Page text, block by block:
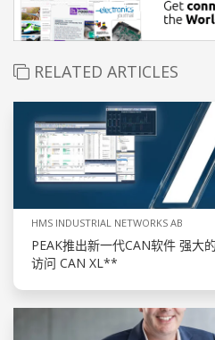
RELATED ARTICLES
HMS INDUSTRIAL NETWORKS AB
PEAK推出新一代CAN软件 强大
访问 CAN XL**